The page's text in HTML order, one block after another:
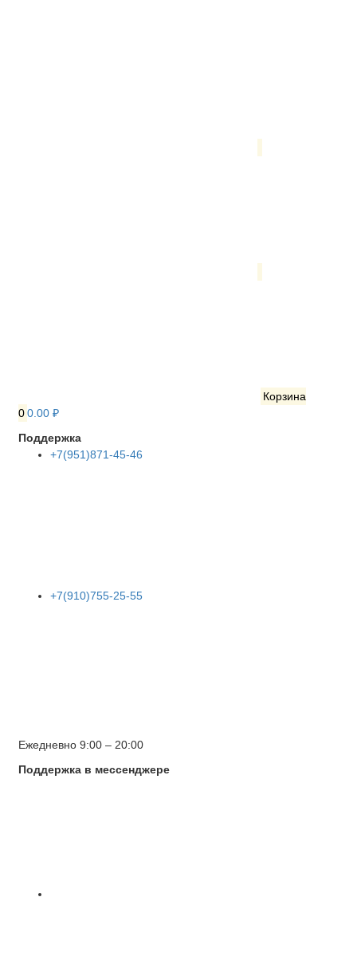
Корзина
00.00 ₽
Поддержка
+7(951)871-45-46
+7(910)755-25-55
Ежедневно 9:00 – 20:00
Поддержка в мессенджере